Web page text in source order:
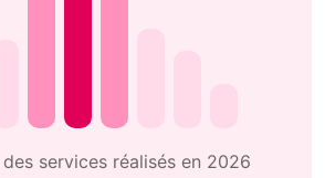
services réalisés en 2026